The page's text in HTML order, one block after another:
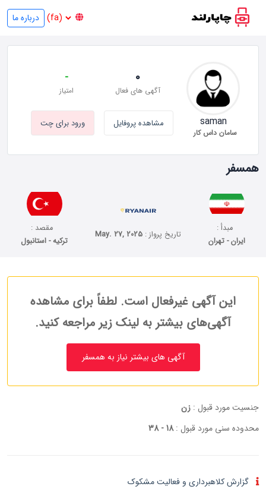
درباره ما
همسفر
مبدأ :
ایران - تهران
تاریخ پرواز : May. 27, 2025
مقصد :
ترکیه - استانبول
saman
سامان داس کار
0
آگهی های فعال
-
امتیاز
مشاهده پروفایل ورود برای چت
این آگهی غیرفعال است. لطفاً برای مشاهده
آگهی‌های بیشتر به لینک زیر مراجعه کنید.
آگهی های بیشتر نیاز به همسفر
جنسیت مورد قبول : زن
محدوده سنی مورد قبول :18 - 38
گزارش کلاهبرداری و فعالیت مشکوک